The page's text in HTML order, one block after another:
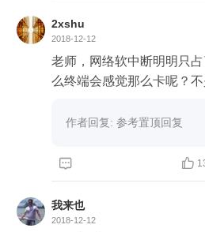
2xshu
2018-12-12
老师，网络软中断明明只
么终端会感觉那么卡呢？
作者回复: 参考置顶回复
 
我来也
2018-12-12